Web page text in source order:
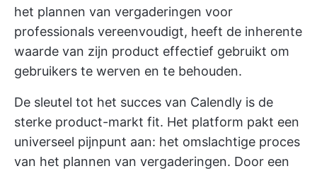
het plannen van vergaderingen voor
professionals vereenvoudigt, heeft de inherente
waarde van zijn product effectief gebruikt om
gebruikers te werven en te behouden.
De sleutel tot het succes van Calendly is de
sterke product-markt fit. Het platform pakt een
universeel pijnpunt aan: het omslachtige proces
van het plannen van vergaderingen. Door een